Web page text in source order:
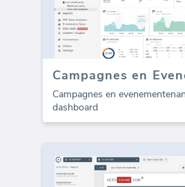
Campagnes en
Campagnes en
dashboard